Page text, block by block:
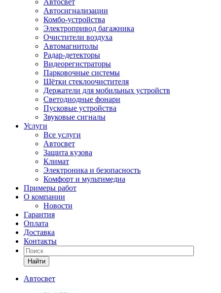
Автосвет
Автосигнализации
Комбо-устройства
Электропривод багажника
Очистители воздуха
Автомагнитолы
Радар-детекторы
Видеорегистраторы
Парковочные системы
Щётки стеклоочистителя
Держатели для мобильных устройств
Светодиодные фонари
Пусковые устройства
Звуковые сигналы
Услуги
Все услуги
Автосвет
Защита кузова
Климат
Электроника и безопасность
Комфорт и мультимедиа
Примеры работ
О компании
Новости
Гарантия
Оплата
Доставка
Контакты
Найти
Автосвет